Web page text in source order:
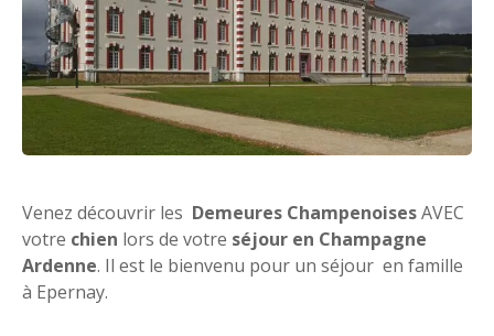
Venez découvrir les Demeures ChampenoisesAVEC
votre chien lors de votre séjour en Champagne
Ardenne. Il est le bienvenu pour un séjour en famille
à Epernay.